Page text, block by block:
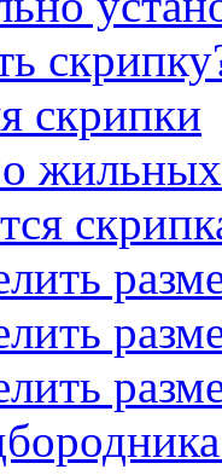
скрипки